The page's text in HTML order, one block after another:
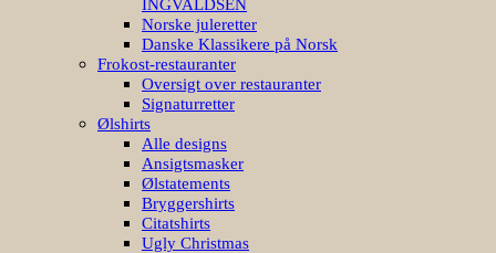
INGVALDSEN
Norske juleretter
Danske Klassikere på Norsk
Frokost-restauranter
Oversigt over restauranter
Signaturretter
Ølshirts
Alle designs
Ansigtsmasker
Ølstatements
Bryggershirts
Citatshirts
Ugly Christmas